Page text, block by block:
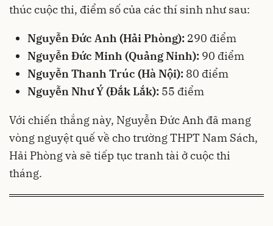
thúc cuộc thi, điểm số của các thí sinh như sau:
Nguyễn Đức Anh (Hải Phòng): 290 điểm
Nguyễn Đức Minh (Quảng Ninh): 90 điểm
Nguyễn Thanh Trúc (Hà Nội): 80 điểm
Nguyễn Như Ý (Đắk Lắk): 55 điểm
Với chiến thắng này, Nguyễn Đức Anh đã mang
vòng nguyệt quế về cho trường THPT Nam Sách,
Hải Phòng và sẽ tiếp tục tranh tài ở cuộc thi
tháng.